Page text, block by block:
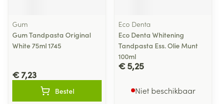
Gum
Gum Tandpasta Original
White 75ml 1745
€ 7,23
Bestel
Eco Denta
Eco Denta Whitening
Tandpasta Ess. Olie Munt
100ml
€ 5,25
Niet beschikbaar